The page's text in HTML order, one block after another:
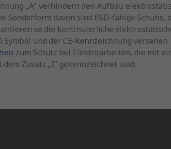
„A“ verhindern den Aufbau
Sonderform davon sind ESD-fähige
so die kontinuierliche
Symbol und der CE-Kennzeichnung
zum Schutz bei Elektroarbeiten, die mit
Zusatz „I“ gekennzeichnet sind.